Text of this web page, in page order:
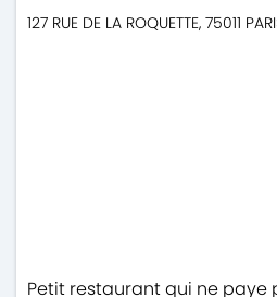
127 RUE DE LA ROQUETTE, 75011
Petit restaurant qui ne paye